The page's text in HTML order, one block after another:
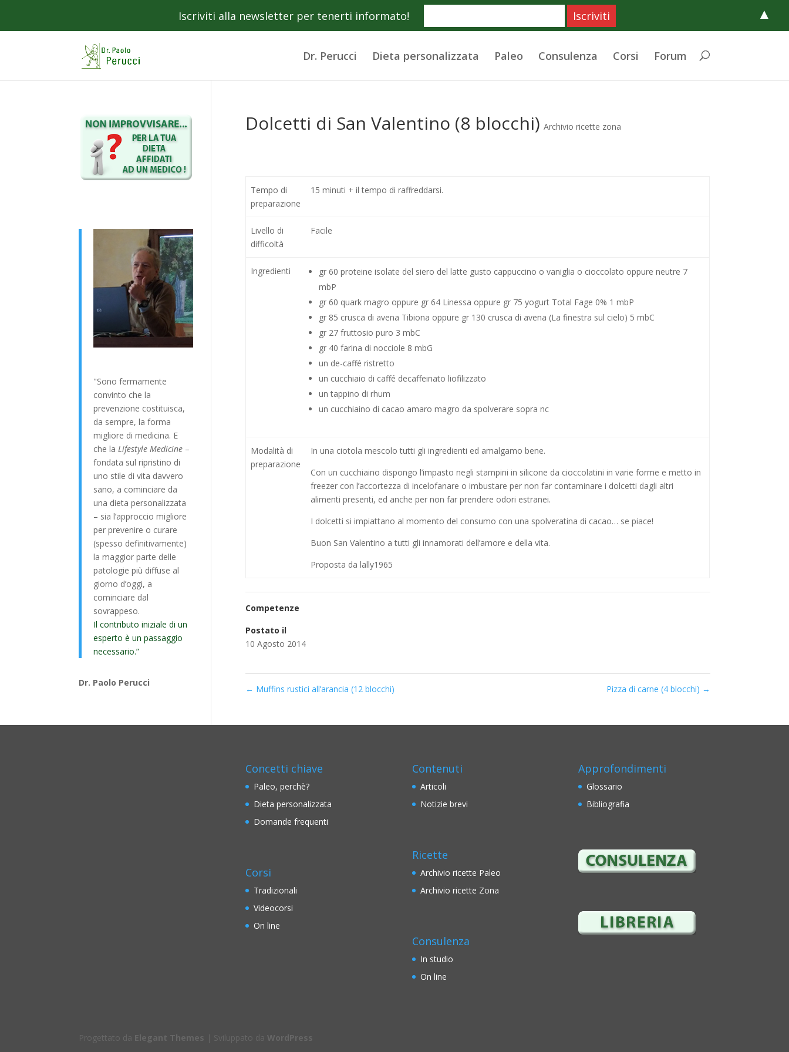
Dr. Perucci Dieta personalizzata Paleo Consulenza Corsi Forum
Dolcetti di San Valentino (8 blocchi) Archivio ricette zona
Tempo di
preparazione
15 minuti + il tempo di raffreddarsi.
Livello di
difficoltà
Facile
Ingredienti
gr 60 proteine isolate del siero del latte gusto cappuccino o vaniglia o cioccolato oppure neutre 7
mbP
gr 60 quark magro oppure gr 64 Linessa oppure gr 75 yogurt Total Fage 0% 1 mbP
gr 85 crusca di avena Tibiona oppure gr 130 crusca di avena (La finestra sul cielo) 5 mbC
gr 27 fruttosio puro 3 mbC
gr 40 farina di nocciole 8 mbG
un de-caffé ristretto
un cucchiaio di caffé decaffeinato liofilizzato
un tappino di rhum
un cucchiaino di cacao amaro magro da spolverare sopra nc
Modalità di
preparazione
In una ciotola mescolo tutti gli ingredienti ed amalgamo bene.
Con un cucchiaino dispongo l’impasto negli stampini in silicone da cioccolatini in varie forme e metto in
freezer con l’accortezza di incelofanare o imbustare per non far contaminare i dolcetti dagli altri
alimenti presenti, ed anche per non far prendere odori estranei.
I dolcetti si impiattano al momento del consumo con una spolveratina di cacao… se piace!
Buon San Valentino a tutti gli innamorati dell’amore e della vita.
Proposta da lally1965
Competenze
Postato il
10 Agosto 2014
← Muffins rustici all’arancia (12 blocchi) Pizza di carne (4 blocchi) →
"Sono fermamente
convinto che la
prevenzione costituisca,
da sempre, la forma
migliore di medicina. E
che la Lifestyle Medicine –
fondata sul ripristino di
uno stile di vita davvero
sano, a cominciare da
una dieta personalizzata
– sia l’approccio migliore
per prevenire o curare
(spesso definitivamente)
la maggior parte delle
patologie più diffuse al
giorno d’oggi, a
cominciare dal
sovrappeso.
Il contributo iniziale di un
esperto è un passaggio
necessario.”
Dr. Paolo Perucci
Concetti chiave
Paleo, perchè?
Dieta personalizzata
Domande frequenti
Corsi
Tradizionali
Videocorsi
On line
Contenuti
Articoli
Notizie brevi
Ricette
Archivio ricette Paleo
Archivio ricette Zona
Consulenza
In studio
On line
Approfondimenti
Glossario
Bibliografia
Progettato da Elegant Themes | Sviluppato da WordPress
Iscriviti alla newsletter per tenerti informato! ▲